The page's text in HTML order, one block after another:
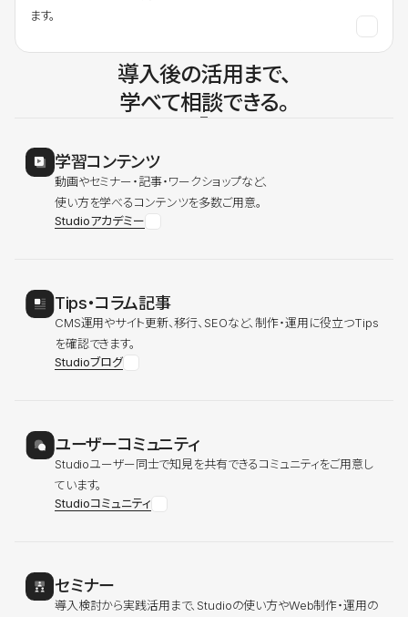
ます。
導入後の活用まで、
学べて相談できる。
学習コンテンツ
動画やセミナー・記事・ワークショップなど、
使い方を学べるコンテンツを多数ご用意。
Studioアカデミー
Tips・コラム記事
CMS運用やサイト更新、移行、SEOなど、制作・運用に役立つTips
を確認できます。
Studioブログ
ユーザーコミュニティ
Studioユーザー同士で知見を共有できるコミュニティをご用意し
ています。
Studioコミュニティ
セミナー
導入検討から実践活用まで、Studioの使い方やWeb制作・運用の